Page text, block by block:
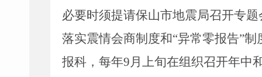
必要时须提请保山市地震局召开专
落实震情会商制度和“异常零报告”制
报科，每年9月上旬在组织召开年中